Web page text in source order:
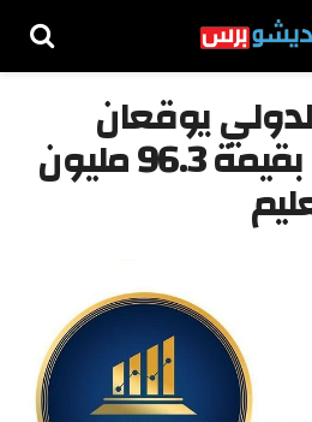
يوقعان
اتفاقية تمويل بقيمة 96.3 مليون